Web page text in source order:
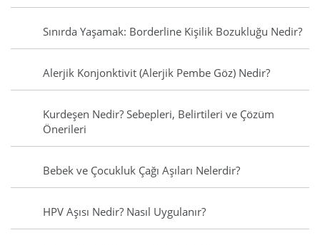
Sınırda Yaşamak: Borderline Kişilik Bozukluğu Nedir?
Alerjik Konjonktivit (Alerjik Pembe Göz) Nedir?
Kurdeşen Nedir? Sebepleri, Belirtileri ve Çözüm
Önerileri
Bebek ve Çocukluk Çağı Aşıları Nelerdir?
HPV Aşısı Nedir? Nasıl Uygulanır?